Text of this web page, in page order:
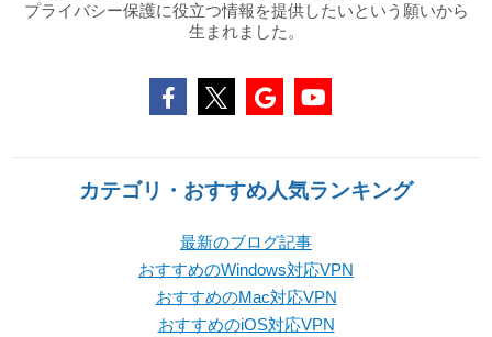
プライバシー保護に役立つ情報を提供したいという願いから
生まれました。
カテゴリ・おすすめ人気ランキング
最新のブログ記事
おすすめのWindows対応VPN
おすすめのMac対応VPN
おすすめのiOS対応VPN